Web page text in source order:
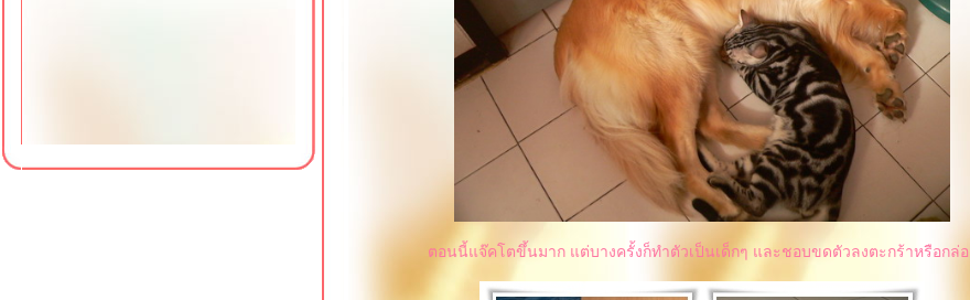
ตอนนี้แจ๊คโตขึ้นมาก แต่บางครั้งก็ทำตัวเป็นเด็กๆ และชอบขดตัวลงตะกร้าหรือกล่อ